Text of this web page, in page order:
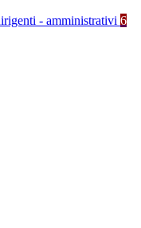
- amministrativi 6